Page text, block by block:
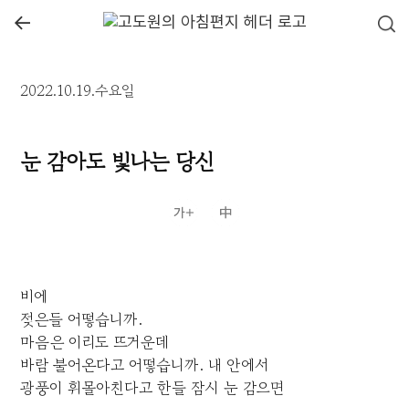
←
2022.10.19.수요일
눈 감아도 빛나는 당신
비에
젖은들 어떻습니까.
마음은 이리도 뜨거운데
바람 불어온다고 어떻습니까. 내 안에서
광풍이 휘몰아친다고 한들 잠시 눈 감으면